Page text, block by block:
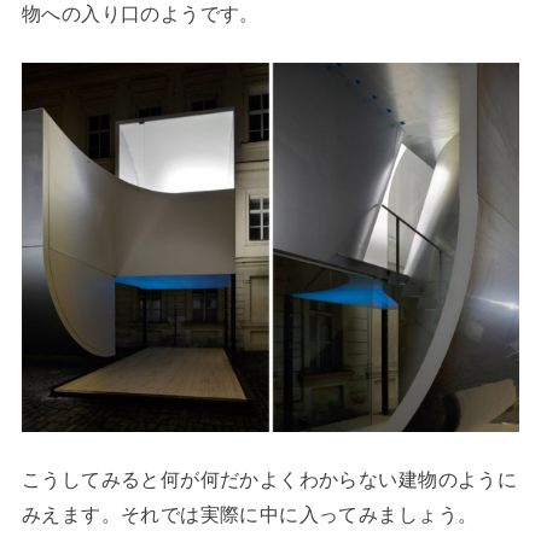
物への入り口のようです。
こうしてみると何が何だかよくわからない建物のように
みえます。それでは実際に中に入ってみましょう。